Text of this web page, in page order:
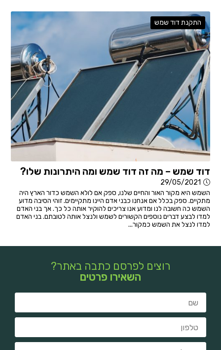
התקנת דוד שמש
דוד שמש – מה זה דוד שמש ומה היתרונות שלו?
29/05/2021
השמש היא מקור האור והחיים שלנו, ספק אם לולא השמש כדור הארץ היה
מתקיים. ספק בכלל אם אנחנו כבני אדם היינו מתקיימים. זוהי הסיבה מדוע
השמש כה חשובה לנו ומדוע אנו צריכים להוקיר אותה כל כך. אך בני האדם
למדו לבצע דברים נוספים הקשורים לשמש ולנצל אותה לטובתם. בני האדם
למדו לנצל את השמש כמקור...
רוצים לפרסם כתבה באתר?
השאירו פרטים